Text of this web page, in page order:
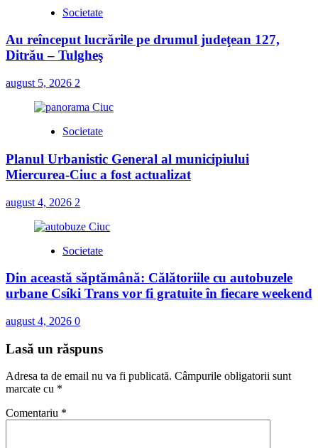
Societate
Au reînceput lucrările pe drumul judeţean 127,
Ditrău – Tulgheş
august 5, 2026 2
Societate
Planul Urbanistic General al municipiului
Miercurea-Ciuc a fost actualizat
august 4, 2026 2
Societate
Din această săptămână: Călătoriile cu autobuzele
urbane Csíki Trans vor fi gratuite în fiecare weekend
august 4, 2026 0
Lasă un răspuns
Adresa ta de email nu va fi publicată. Câmpurile obligatorii sunt
marcate cu *
Comentariu *